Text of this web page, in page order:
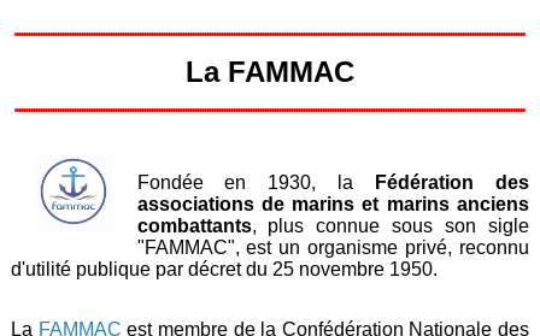
La FAMMAC
Fondée en 1930, la
Fédération des
associations de marins et marins anciens
combattants, plus connue sous son sigle
"FAMMAC", est un organisme privé, reconnu
d'utilité publique par décret du 25 novembre 1950.
La FAMMAC est membre de la Confédération Nationale des